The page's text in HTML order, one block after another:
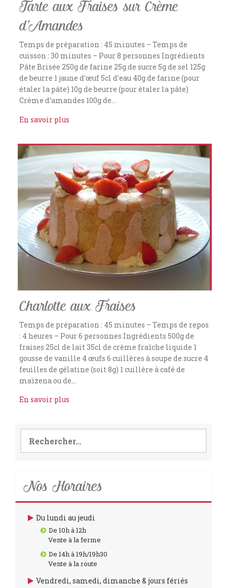
Tarte aux Fraises sur Crème
d’Amandes
Temps de préparation : 45 minutes – Temps de
cuisson : 30 minutes – Pour 8 personnes Ingrédients
Pâte Brisée 250g de farine 25g de sucre 5g de sel 125g
de beurre 1 jaune d’œuf 5cl d’eau 40g de farine (pour
étaler la pâte) 10g de beurre (pour étaler la pâte)
Crème d’amandes 100g de…
En savoir plus
Charlotte aux Fraises
Temps de préparation : 45 minutes – Temps de repos
: 4 heures – Pour 6 personnes Ingrédients 500g de
fraises 25cl de lait 35cl de crème fraîche liquide 1
gousse de vanille 4 œufs 6 cuillères à soupe de sucre 4
feuilles de gélatine (soit 8g) 1 cuillère à café de
maïzena ou de…
En savoir plus
Nos Horaires
Du lundi au jeudi
De 10h à 12h
Vente à la ferme
De 14h à 19h/19h30
Vente à la route
Vendredi, samedi, dimanche & jours fériés